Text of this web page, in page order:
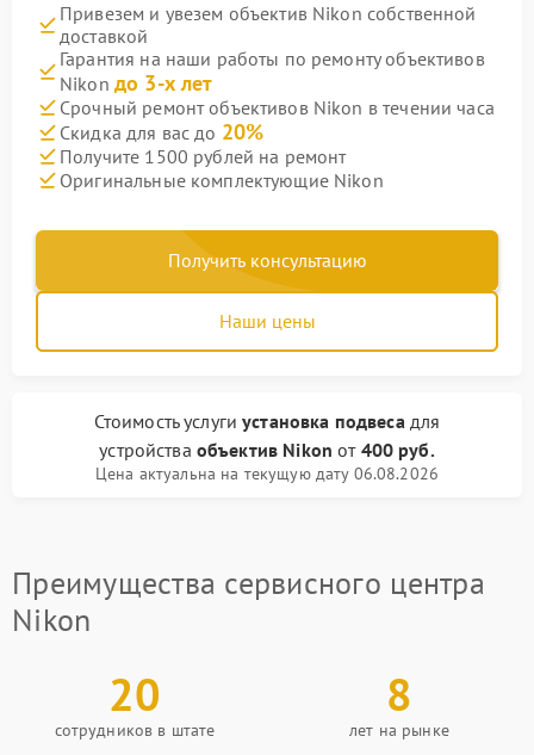
Привезем и увезем объектив Nikon собственной
доставкой
Гарантия на наши работы по ремонту объективов
Nikon до 3-х лет
Срочный ремонт объективов Nikon в течении часа
Скидка для вас до 20%
Получите 1500 рублей на ремонт
Оригинальные комплектующие Nikon
Получить консультацию
Наши цены
Стоимость услугиустановка подвесадля
устройства объектив Nikon от 400 руб.
Цена актуальна на текущую дату 06.08.2026
Преимущества сервисного центра
Nikon
20
сотрудников в штате
8
лет на рынке